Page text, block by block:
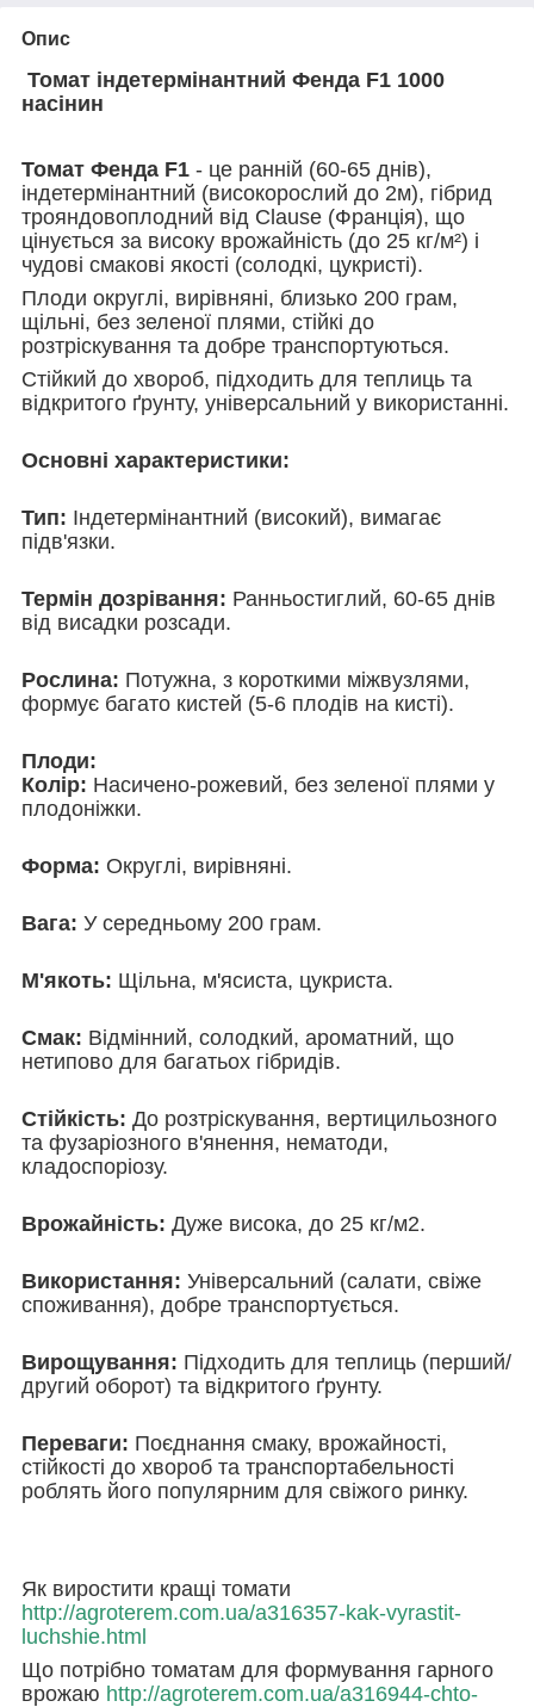
Опис
Томат індетермінантний Фенда F1 1000
насінин
Томат Фенда F1 - це ранній (60-65 днів),
індетермінантний (високорослий до 2м), гібрид
трояндовоплодний від Clause (Франція), що
цінується за високу врожайність (до 25 кг/м²) і
чудові смакові якості (солодкі, цукристі).
Плоди округлі, вирівняні, близько 200 грам,
щільні, без зеленої плями, стійкі до
розтріскування та добре транспортуються.
Стійкий до хвороб, підходить для теплиць та
відкритого ґрунту, універсальний у використанні.
Основні характеристики:
Тип: Індетермінантний (високий), вимагає
підв'язки.
Термін дозрівання: Ранньостиглий, 60-65 днів
від висадки розсади.
Рослина: Потужна, з короткими міжвузлями,
формує багато кистей (5-6 плодів на кисті).
Плоди:
Колір: Насичено-рожевий, без зеленої плями у
плодоніжки.
Форма: Округлі, вирівняні.
Вага: У середньому 200 грам.
М'якоть: Щільна, м'ясиста, цукриста.
Смак: Відмінний, солодкий, ароматний, що
нетипово для багатьох гібридів.
Стійкість: До розтріскування, вертицильозного
та фузаріозного в'янення, нематоди,
кладоспоріозу.
Врожайність: Дуже висока, до 25 кг/м2.
Використання: Універсальний (салати, свіже
споживання), добре транспортується.
Вирощування: Підходить для теплиць (перший/
другий оборот) та відкритого ґрунту.
Переваги: ​​Поєднання смаку, врожайності,
стійкості до хвороб та транспортабельності
роблять його популярним для свіжого ринку.
Як виростити кращі томати
http://agroterem.com.ua/a316357-kak-vyrastit-
luchshie.html
Що потрібно томатам для формування гарного
врожаю http://agroterem.com.ua/a316944-chto-